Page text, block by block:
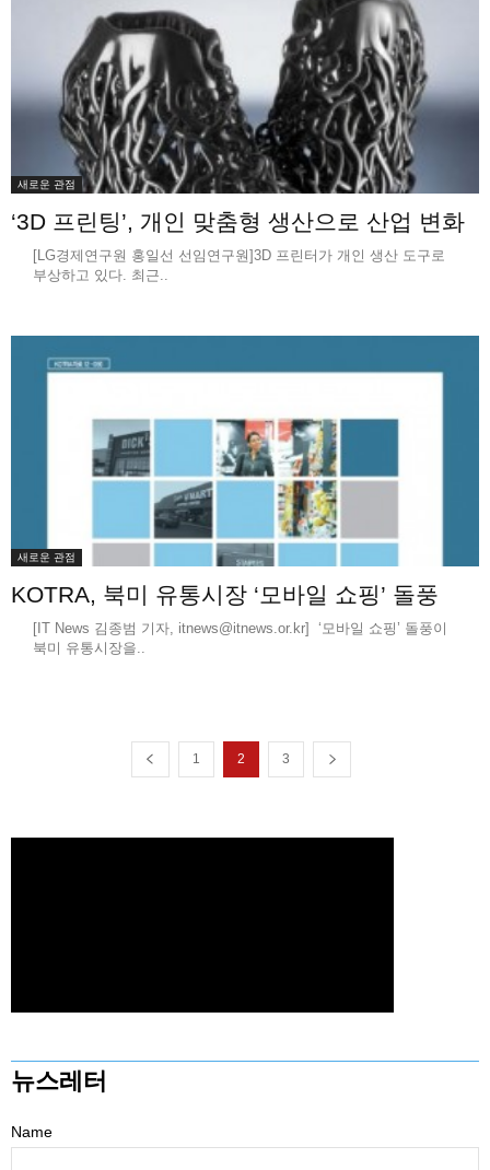
새로운 관점
‘3D 프린팅’, 개인 맞춤형 생산으로 산업 변화
[LG경제연구원 홍일선 선임연구원]3D 프린터가 개인 생산 도구로
부상하고 있다. 최근..
새로운 관점
KOTRA, 북미 유통시장 ‘모바일 쇼핑’ 돌풍
[IT News 김종범 기자, itnews@itnews.or.kr] ‘모바일 쇼핑’ 돌풍이
북미 유통시장을..
1 2 3
뉴스레터
Name